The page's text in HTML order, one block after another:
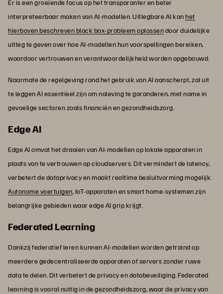
Er is een groeiende focus op het transparanter en beter
interpreteerbaar maken van AI-modellen. Uitlegbare AI kanhet
hierboven beschreven black box-probleem oplossendoor duidelijke
uitleg te geven over hoe AI-modellen hun voorspellingen bereiken,
waardoor vertrouwen en verantwoordelijkheid worden opgebouwd.
Naarmate de regelgeving rond het gebruik van AI aanscherpt, zal uit
te leggen AI essentieel zijn om naleving te garanderen, met name in
gevoelige sectoren zoals financiën en gezondheidszorg.
Edge AI
Edge AI omvat het draaien van AI-modellen op lokale apparaten in
plaats van te vertrouwen op cloudservers. Dit vermindert de latency,
verbetert de dataprivacy en maakt realtime besluitvorming mogelijk.
Autonome voertuigen, IoT-apparaten en smart home-systemen zijn
belangrijke gebieden waar edge AI grip krijgt.
Federated Learning
Dankzij federatief leren kunnen AI-modellen worden getraind op
meerdere gedecentraliseerde apparaten of servers zonder ruwe
data te delen. Dit verbetert de privacy en databeveiliging. Federated
learning is vooral nuttig in de gezondheidszorg, waar de privacy van